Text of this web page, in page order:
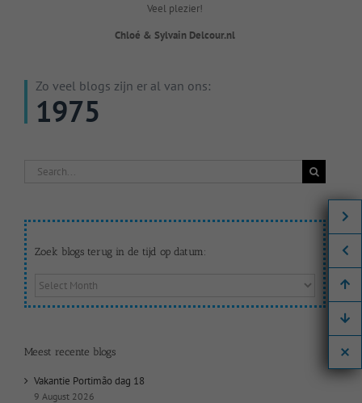
Veel plezier!
Chloé & Sylvain Delcour.nl
Zo veel blogs zijn er al van ons:
1975
Search
Zoek blogs terug in de tijd op datum:
Zoek
op
datum:
Meest recente blogs
Vakantie Portimão dag 18
9 August 2026